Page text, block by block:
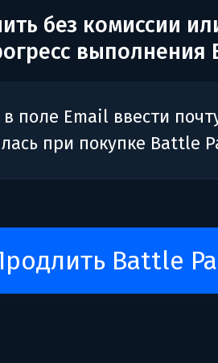
без комиссии
выполнения
поле Email ввести
при покупке Battle
Продлить Battle